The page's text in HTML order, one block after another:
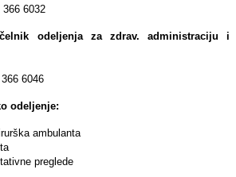
6032
odelјenja za zdrav. administraciju i
6046
odelјenje:
ambulanta
preglede